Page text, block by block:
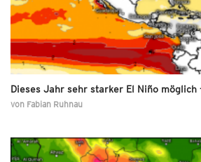
Dieses Jahr sehr starker El Niño möglich
von Fabian Ruhnau